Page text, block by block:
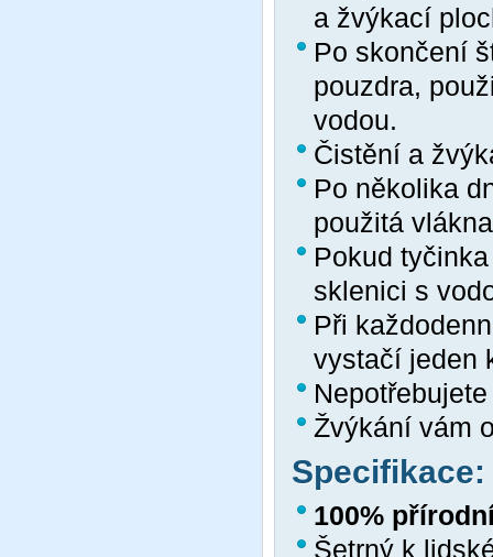
a žvýkací
Po skončení
pouzdra,
vodou.
Čistění a
Po několika
použitá
Pokud
sklenici s
Při
vystačí jeden
Žvýkání vám
Specifikace:
100%
Šetrný k